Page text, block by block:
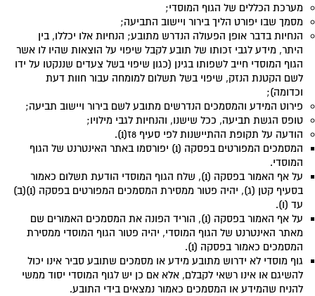
מערכת הכללים של הגוף המוסדי;
מסמך שבו יפורט הליך בירור ויישוב התביעה;
הנחיות בדבר אופן הפעולה הנדרש מתובע; הנחיות אלו יכללו, בין
היתר, מידע לגבי זכותו של תובע לקבל שיפוי על הוצאות שהיו לו אשר
הגוף המוסדי חייב לשפותו בגינן (כגון שיפוי בשל צעדים שננקטו על ידו
לשם הקטנת הנזק, שיפוי בשל תשלום למומחה עבור חוות דעת
וכדומה);
פירוט המידע והמסמכים הנדרשים מתובע לשם בירור ויישוב תביעה;
טופס הגשת תביעה, ככל שישנו, והנחיות לגבי מילויו;
הודעה על תקופת ההתיישנות לפי סעיף 8ז(1).
המסמכים המפורטים בפסקה (1) יפורסמו באתר האינטרנט של הגוף
המוסדי.
על אף האמור בפסקה (1), שלח הגוף המוסדי הודעת תשלום כאמור
בסעיף קטן (ג), יהיה פטור ממסירת המסמכים המפורטים בפסקה (1)(ב)
עד (ו).
על אף האמור בפסקה (1), הוריד הפונה את המסמכים האמורים שם
מאתר האינטרנט של הגוף המוסדי, יהיה פטור הגוף המוסדי ממסירת
המסמכים כאמור בפסקה (1).
גוף מוסדי לא ידרוש מתובע מידע או מסמכים שתובע סביר אינו יכול
להשיגם או אינו רשאי לקבלם, אלא אם כן יש לגוף המוסדי יסוד ממשי
להניח שהמידע או המסמכים כאמור נמצאים בידי התובע.